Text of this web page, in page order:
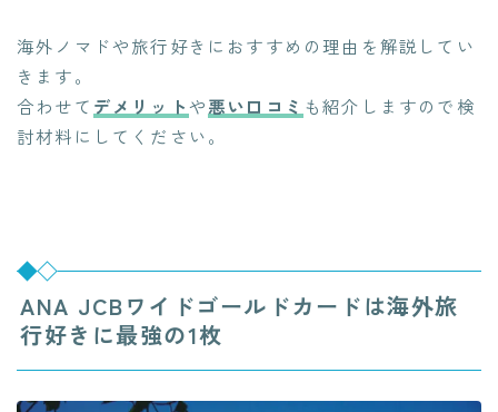
海外ノマドや旅行好きにおすすめの理由を解説してい
きます。
合わせて デメリットや悪い口コミ も紹介しますので検
討材料にしてください。
ANA JCBワイドゴールドカードは海外旅
行好きに最強の1枚